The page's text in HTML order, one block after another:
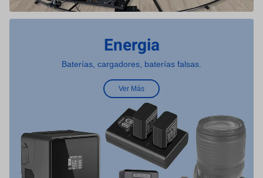
Energia
Baterías, cargadores, baterías falsas.
Ver Más